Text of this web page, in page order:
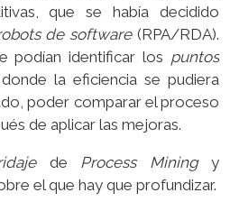
que se había decidido
de software(RPA/RDA).
podían identificar los puntos
la eficiencia se pudiera
poder comparar el proceso
de aplicar las mejoras.
de Process Miningy
el que hay que profundizar.